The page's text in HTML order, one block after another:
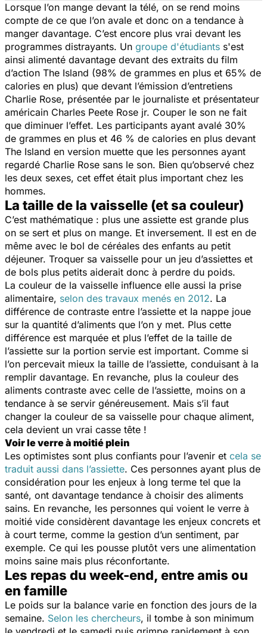
Lorsque l’on mange devant la télé, on se rend moins
compte de ce que l’on avale et donc on a tendance à
manger davantage. C’est encore plus vrai devant les
programmes distrayants. Un groupe d'étudiants s'est
ainsi alimenté davantage devant des extraits du film
d’action The Island (98% de grammes en plus et 65% de
calories en plus) que devant l’émission d’entretiens
Charlie Rose, présentée par le journaliste et présentateur
américain Charles Peete Rose jr. Couper le son ne fait
que diminuer l’effet. Les participants ayant avalé 30%
de grammes en plus et 46 % de calories en plus devant
The Island en version muette que les personnes ayant
regardé Charlie Rose sans le son. Bien qu’observé chez
les deux sexes, cet effet était plus important chez les
hommes.
La taille de la vaisselle (et sa couleur)
C’est mathématique : plus une assiette est grande plus
on se sert et plus on mange. Et inversement. Il est en de
même avec le bol de céréales des enfants au petit
déjeuner. Troquer sa vaisselle pour un jeu d’assiettes et
de bols plus petits aiderait donc à perdre du poids.
La couleur de la vaisselle influence elle aussi la prise
alimentaire, selon des travaux menés en 2012. La
différence de contraste entre l’assiette et la nappe joue
sur la quantité d’aliments que l’on y met. Plus cette
différence est marquée et plus l’effet de la taille de
l’assiette sur la portion servie est important. Comme si
l’on percevait mieux la taille de l’assiette, conduisant à la
remplir davantage. En revanche, plus la couleur des
aliments contraste avec celle de l’assiette, moins on a
tendance à se servir généreusement. Mais s’il faut
changer la couleur de sa vaisselle pour chaque aliment,
cela devient un vrai casse tête !
Voir le verre à moitié plein
Les optimistes sont plus confiants pour l’avenir et cela se
traduit aussi dans l’assiette. Ces personnes ayant plus de
considération pour les enjeux à long terme tel que la
santé, ont davantage tendance à choisir des aliments
sains. En revanche, les personnes qui voient le verre à
moitié vide considèrent davantage les enjeux concrets et
à court terme, comme la gestion d’un sentiment, par
exemple. Ce qui les pousse plutôt vers une alimentation
moins saine mais plus réconfortante.
Les repas du week-end, entre amis ou
en famille
Le poids sur la balance varie en fonction des jours de la
semaine. Selon les chercheurs, il tombe à son minimum